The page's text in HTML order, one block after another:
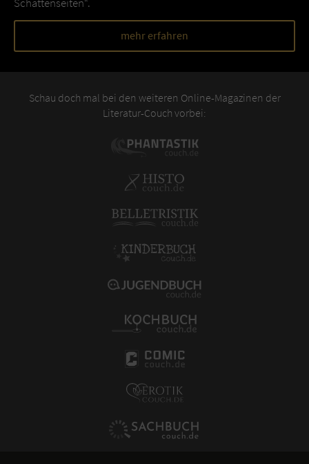
mehr erfahren
Schau doch mal bei den weiteren Online-Magazinen der
Literatur-Couch vorbei: